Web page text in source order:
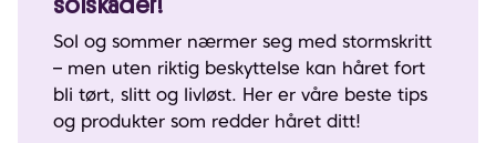
solskader!
Sol og sommer nærmer seg med stormskritt
– men uten riktig beskyttelse kan håret fort
bli tørt, slitt og livløst. Her er våre beste tips
og produkter som redder håret ditt!